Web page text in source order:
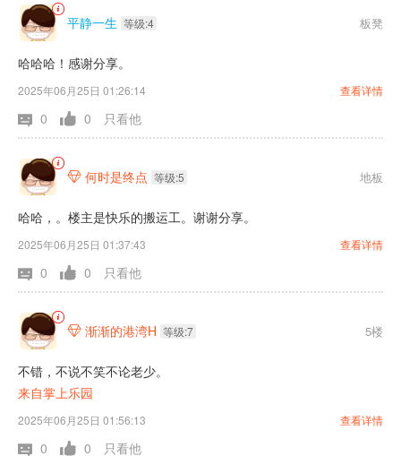
平静一生 等级:4 板凳
哈哈哈！感谢分享。
2025年06月25日 01:26:14 查看详情
0 0 只看他
 何时是终点 等级:5 地板
哈哈，。楼主是快乐的搬运工。谢谢分享。
2025年06月25日 01:37:43 查看详情
0 0 只看他
 渐渐的港湾H 等级:7 5楼
不错，不说不笑不论老少。
来自掌上乐园
2025年06月25日 01:56:13 查看详情
0 0 只看他